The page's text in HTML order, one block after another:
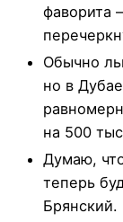
фаворита
Обычно
но в
на 500
Думаю,
теперь
Брянский.